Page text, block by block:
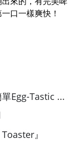
口一樣爽快！
Egg-Tastic ...
』